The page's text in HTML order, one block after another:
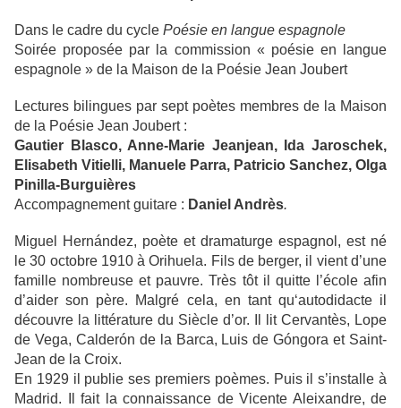
Dans le cadre du cycle Poésie en langue espagnole
Soirée proposée par la commission « poésie en langue
espagnole » de la Maison de la Poésie Jean Joubert
Lectures bilingues par sept poètes membres de la Maison
de la Poésie Jean Joubert :
Gautier Blasco, Anne-Marie Jeanjean, Ida Jaroschek,
Elisabeth Vitielli, Manuele Parra, Patricio Sanchez, Olga
Pinilla-Burguières
Accompagnement guitare : Daniel Andrès.
Miguel Hernández, poète et dramaturge espagnol, est né
le 30 octobre 1910 à Orihuela. Fils de berger, il vient d’une
famille nombreuse et pauvre. Très tôt il quitte l’école afin
d’aider son père. Malgré cela, en tant qu‘autodidacte il
découvre la littérature du Siècle d’or. Il lit Cervantès, Lope
de Vega, Calderón de la Barca, Luis de Góngora et Saint-
Jean de la Croix.
En 1929 il publie ses premiers poèmes. Puis il s’installe à
Madrid. Il fait la connaissance de Vicente Aleixandre, de